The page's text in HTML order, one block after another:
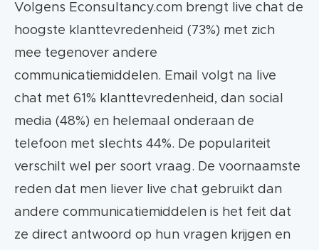
Volgens Econsultancy.com brengt live chat de
hoogste klanttevredenheid (73%) met zich
mee tegenover andere
communicatiemiddelen. Email volgt na live
chat met 61% klanttevredenheid, dan social
media (48%) en helemaal onderaan de
telefoon met slechts 44%. De populariteit
verschilt wel per soort vraag. De voornaamste
reden dat men liever live chat gebruikt dan
andere communicatiemiddelen is het feit dat
ze direct antwoord op hun vragen krijgen en